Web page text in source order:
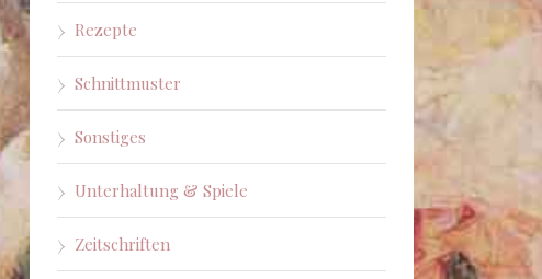
Rezepte
Schnittmuster
Sonstiges
Unterhaltung & Spiele
Zeitschriften